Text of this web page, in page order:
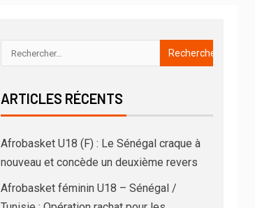
ARTICLES RÉCENTS
Afrobasket U18 (F) : Le Sénégal craque à
nouveau et concède un deuxième revers
Afrobasket féminin U18 – Sénégal /